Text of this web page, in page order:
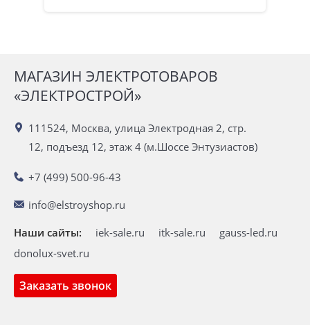
МАГАЗИН ЭЛЕКТРОТОВАРОВ
«ЭЛЕКТРОСТРОЙ»
111524, Москва, улица Электродная 2, стр.
12, подъезд 12, этаж 4 (м.Шоссе Энтузиастов)
+7 (499) 500-96-43
info@elstroyshop.ru
Заказать звонок
Наши сайты: iek-sale.ru itk-sale.ru
gauss-led.ru
donolux-svet.ru